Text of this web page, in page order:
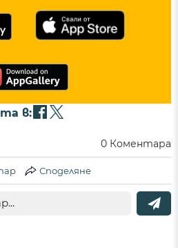
в:
0 Коментара
Споделяне